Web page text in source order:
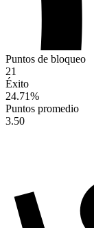
Puntos de bloqueo
21
Éxito
24.71%
Puntos promedio
3.50